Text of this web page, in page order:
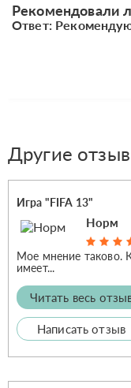
Рекомендовали
Ответ:
Другие
Игра "FIFA 13"
Норм
Мое мнение таково.
имеет...
Читать весь
Написать отзыв